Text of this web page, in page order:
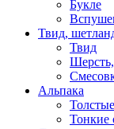
Букле
Твид,
Твид
Альпака
Тонкие